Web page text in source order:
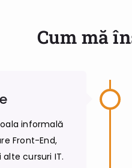
Cum mă
informală
Front-End,
cursuri IT.